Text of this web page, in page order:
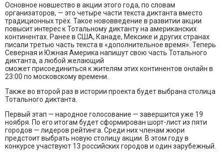
Основное новшество в акции этого года, по словам
организаторов, — это четыре части текста диктанта вместо
традиционных трёх. Такое нововведение в развитии акции
повысит интерес к Тотальному диктанту на американских
континентах. Ранее в США, Канаде, Мексике и других странах
писали третью часть текста в «дополнительное время». Теперь
Северная и Южная Америка напишут свою часть Тотального
диктанта, а любой желающий
сможет присоединиться к жителям этих континентов онлайн в
23:00 по московскому времени.
Также во второй раз в истории проекта будет выбрана столица
Тотального диктанта.
Первый этап — народное голосование — завершится уже 19
ноября. По его итогам будет сформирован шорт-лист из пяти
городов — лидеров рейтинга. Среди них членам жюри
предстоит выбрать новую столицу акции. В этом году в
конкурсе участвуют 13 российских городов и один зарубежный.